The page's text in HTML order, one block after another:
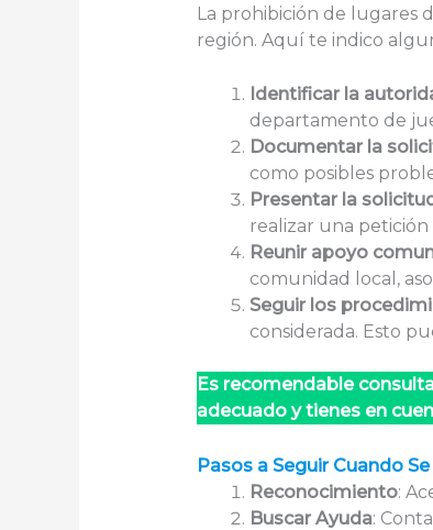
La prohibición de lugares
región. Aquí te indico
Identificar la
departamento de
Documentar la
como posibles
Presentar la
realizar una petición
Reunir apoyo
comunidad local,
Seguir los
considerada. Esto
Es recomendable
adecuado y tienes en
Pasos a Seguir Cuando
Reconocimiento:
Buscar Ayuda: